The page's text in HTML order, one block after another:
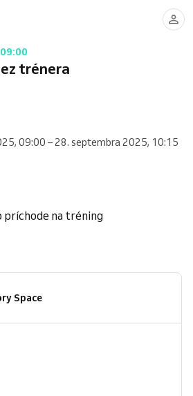
trénera
09:00 – 28. septembra 2025, 10:15
príchode na tréning
Space